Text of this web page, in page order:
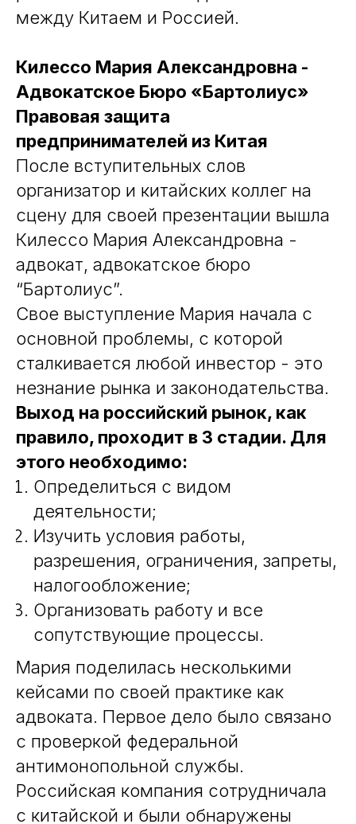
между Китаем и Россией.
Килессо Мария Александровна -
Адвокатское Бюро «Бартолиус»
Правовая защита
предпринимателей из Китая
После вступительных слов
организатор и китайских коллег на
сцену для своей презентации вышла
Килессо Мария Александровна -
адвокат, адвокатское бюро
“Бартолиус”.
Свое выступление Мария начала с
основной проблемы, с которой
сталкивается любой инвестор - это
незнание рынка и законодательства.
Выход на российский рынок, как
правило, проходит в 3 стадии. Для
этого необходимо:
Определиться с видом
деятельности;
Изучить условия работы,
разрешения, ограничения, запреты,
налогообложение;
Организовать работу и все
сопутствующие процессы.
Мария поделилась несколькими
кейсами по своей практике как
адвоката. Первое дело было связано
с проверкой федеральной
антимонопольной службы.
Российская компания сотрудничала
с китайской и были обнаружены